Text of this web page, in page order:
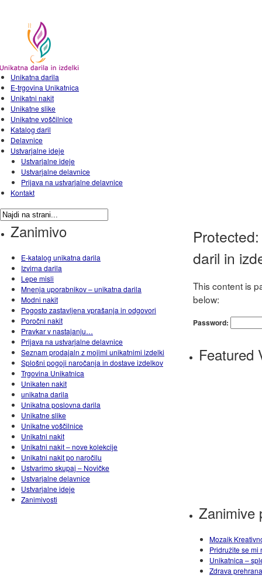
Unikatna darila
E-trgovina Unikatnica
Unikatni nakit
Unikatne slike
Unikatne voščilnice
Katalog daril
Delavnice
Ustvarjalne ideje
Ustvarjalne ideje
Ustvarjalne delavnice
Prijava na ustvarjalne delavnice
Kontakt
Zanimivo
E-katalog unikatna darila
Izvirna darila
Lepe misli
Mnenja uporabnikov – unikatna darila
Modni nakit
Pogosto zastavljena vprašanja in odgovori
Poročni nakit
Pravkar v nastajanju…
Prijava na ustvarjalne delavnice
Seznam prodajaln z mojimi unikatnimi izdelki
Splošni pogoji naročanja in dostave izdelkov
Trgovina Unikatnica
Unikaten nakit
unikatna darila
Unikatna poslovna darila
Unikatne slike
Unikatne voščilnice
Unikatni nakit
Unikatni nakit – nove kolekcije
Unikatni nakit po naročilu
Ustvarimo skupaj – Novičke
Ustvarjalne delavnice
Ustvarjalne ideje
Zanimivosti
daril in
This content is
below:
Password:
Featured
Zanimive
Mozaik
Pridružite se mi
Unikatnica –
Zdrava prehrana